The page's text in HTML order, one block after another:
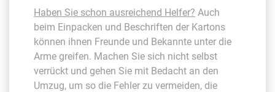
Haben Sie schon ausreichend Helfer? Auch
beim Einpacken und Beschriften der Kartons
können ihnen Freunde und Bekannte unter die
Arme greifen. Machen Sie sich nicht selbst
verrückt und gehen Sie mit Bedacht an den
Umzug, um so die Fehler zu vermeiden, die